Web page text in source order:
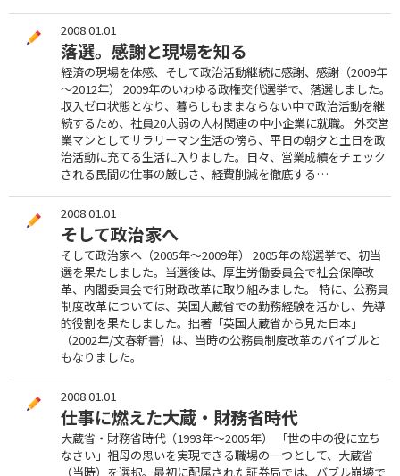
2008.01.01
落選。感謝と現場を知る
経済の現場を体感、そして政治活動継続に感謝、感謝（2009年
～2012年） 2009年のいわゆる政権交代選挙で、落選しました。
収入ゼロ状態となり、暮らしもままならない中で政治活動を継
続するため、社員20人弱の人材関連の中小企業に就職。 外交営
業マンとしてサラリーマン生活の傍ら、平日の朝夕と土日を政
治活動に充てる生活に入りました。日々、営業成績をチェック
される民間の仕事の厳しさ、経費削減を徹底する…
2008.01.01
そして政治家へ
そして政治家へ（2005年～2009年） 2005年の総選挙で、初当
選を果たしました。当選後は、厚生労働委員会で社会保障改
革、内閣委員会で行財政改革に取り組みました。 特に、公務員
制度改革については、英国大蔵省での勤務経験を活かし、先導
的役割を果たしました。拙著「英国大蔵省から見た日本」
（2002年/文春新書）は、当時の公務員制度改革のバイブルと
もなりました。
2008.01.01
仕事に燃えた大蔵・財務省時代
大蔵省・財務省時代（1993年～2005年） 「世の中の役に立ち
なさい」祖母の思いを実現できる職場の一つとして、大蔵省
（当時）を選択。最初に配属された証券局では、バブル崩壊で